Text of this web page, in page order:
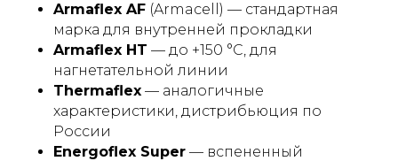
Armaflex AF (Armacell) — стандартная
марка для внутренней прокладки
Armaflex HT — до +150 °C, для
нагнетательной линии
Thermaflex — аналогичные
характеристики, дистрибьюция по
России
Energoflex Super — вспененный